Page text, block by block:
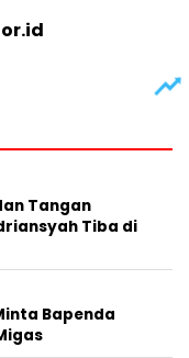
Tangan
Tiba di
Bapenda